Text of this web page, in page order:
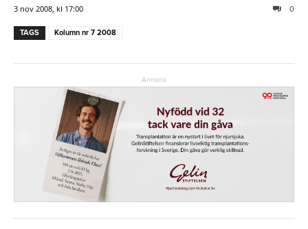
3 nov 2008, kl 17:00 0
TAGS Kolumn nr 7 2008
Annons